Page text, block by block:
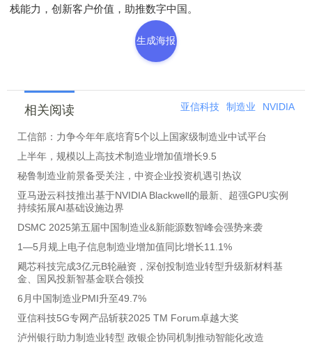
栈能力，创新客户价值，助推数字中国。
生成海报
相关阅读 亚信科技 制造业 NVIDIA
工信部：力争今年年底培育5个以上国家级制造业中试平台
上半年，规模以上高技术制造业增加值增长9.5
秘鲁制造业前景备受关注，中资企业投资机遇引热议
亚马逊云科技推出基于NVIDIA Blackwell的最新、超强GPU实例
持续拓展AI基础设施边界
DSMC 2025第五届中国制造业&新能源数智峰会强势来袭
1―5月规上电子信息制造业增加值同比增长11.1%
飓芯科技完成3亿元B轮融资，深创投制造业转型升级新材料基
金、国风投新智基金联合领投
6月中国制造业PMI升至49.7%
亚信科技5G专网产品斩获2025 TM Forum卓越大奖
泸州银行助力制造业转型 政银企协同机制推动智能化改造